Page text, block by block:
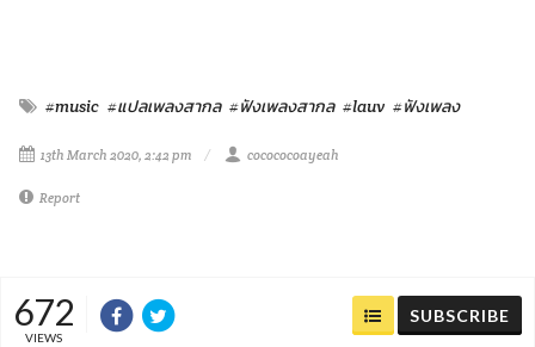
#music #แปลเพลงสากล #ฟังเพลงสากล #lauv #ฟังเพลง
13th March 2020, 2:42 pm cocococoayeah
Report
672
VIEWS
SUBSCRIBE